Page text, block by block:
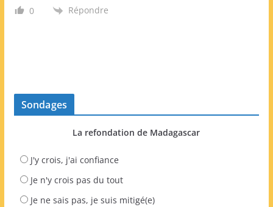
0 Répondre
Sondages
La refondation de Madagascar
J'y crois, j'ai confiance
Je n'y crois pas du tout
Je ne sais pas, je suis mitigé(e)